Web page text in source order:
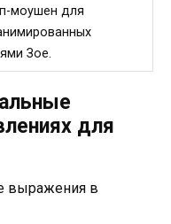
моушен для
Зое.
для